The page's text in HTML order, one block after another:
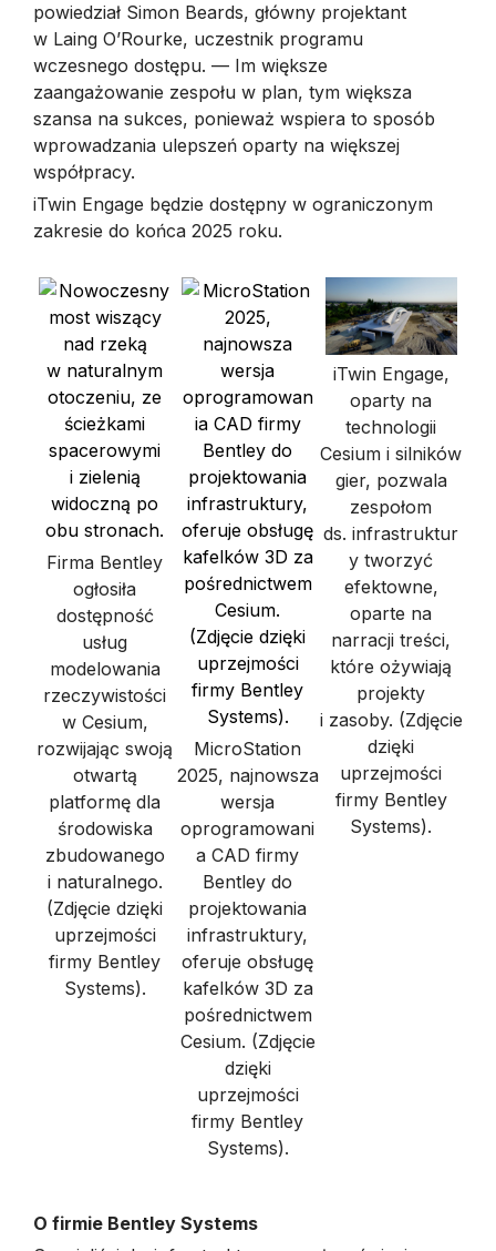
powiedział Simon Beards, główny projektant
w Laing O’Rourke, uczestnik programu
wczesnego dostępu. — Im większe
zaangażowanie zespołu w plan, tym większa
szansa na sukces, ponieważ wspiera to sposób
wprowadzania ulepszeń oparty na większej
współpracy.
iTwin Engage będzie dostępny w ograniczonym
zakresie do końca 2025 roku.
Firma Bentley
ogłosiła
dostępność
usług
modelowania
rzeczywistości
w Cesium,
rozwijając swoją
otwartą
platformę dla
środowiska
zbudowanego
i naturalnego.
(Zdjęcie dzięki
uprzejmości
firmy Bentley
Systems).
MicroStation
2025, najnowsza
wersja
oprogramowani
a CAD firmy
Bentley do
projektowania
infrastruktury,
oferuje obsługę
kafelków 3D za
pośrednictwem
Cesium. (Zdjęcie
dzięki
uprzejmości
firmy Bentley
Systems).
iTwin Engage,
oparty na
technologii
Cesium i silników
gier, pozwala
zespołom
ds. infrastruktur
y tworzyć
efektowne,
oparte na
narracji treści,
które ożywiają
projekty
i zasoby. (Zdjęcie
dzięki
uprzejmości
firmy Bentley
Systems).
O firmie Bentley Systems